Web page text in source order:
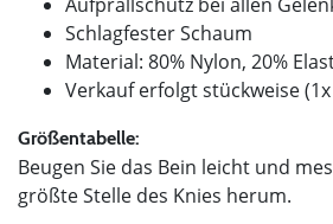
Schlagfester Schaum
Material: 80% Nylon, 20%
Verkauf erfolgt stückweise
Größentabelle:
Beugen Sie das Bein leicht und
größte Stelle des Knies herum.